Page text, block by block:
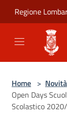
Regione
Home > Novità
Open Days
Scolastico